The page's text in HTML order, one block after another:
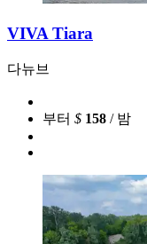
VIVA Tiara
다뉴브
부터 $ 158 / 밤